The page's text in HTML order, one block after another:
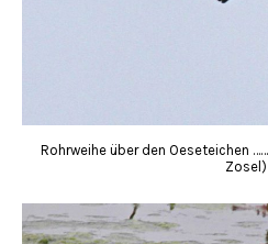
Rohrweihe über den Oeseteichen
Zosel)